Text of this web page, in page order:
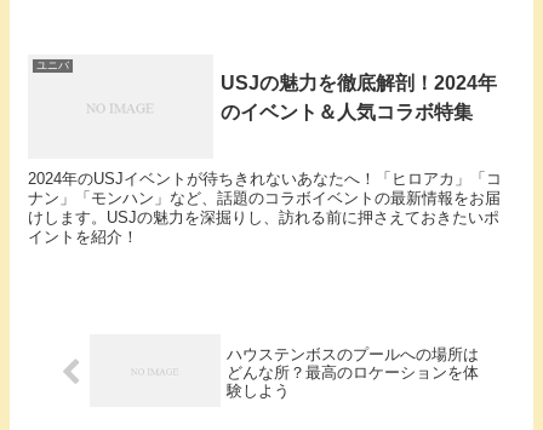
ユニバ
USJの魅力を徹底解剖！2024年
のイベント＆人気コラボ特集
2024年のUSJイベントが待ちきれないあなたへ！「ヒロアカ」「コ
ナン」「モンハン」など、話題のコラボイベントの最新情報をお届
けします。USJの魅力を深掘りし、訪れる前に押さえておきたいポ
イントを紹介！
ハウステンボスのプールへの場所は
どんな所？最高のロケーションを体
験しよう